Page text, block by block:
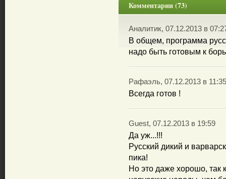
Комментарии (73)
Аналитик, 07.12.2013 в
В общем, программа
надо быть готовым к
Рафаэль, 07.12.2013 в 11:35
Всегда готов !
Guest, 07.12.2013 в 19:59
Да уж...!!!
Русский дикий и
пика!
Но это даже хорошо, так